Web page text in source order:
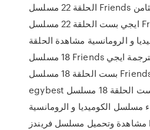
الحلقة 22 مسلسل Friends الموسم الثامن. egybest
ايجي بست الحلقة 22 مسلسل Friends الموسم الثامن
و الرومانسية مشاهدة الحلقة
18 مسلسل Friends الموسم التاسع مترجمة ايجي
بست الحلقة 18 مسلسل Friends الموسم التاسع.
egybest ايجي بست الحلقة 18 مسلسل Friends
مسلسل الكوميديا و الرومانسية
مشاهدة وتحميل مسلسل فريندز Friends الموسم الرابع